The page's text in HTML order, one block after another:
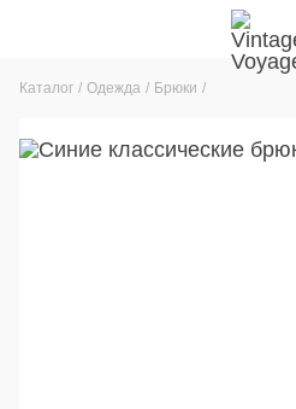
Каталог Одежда Брюки